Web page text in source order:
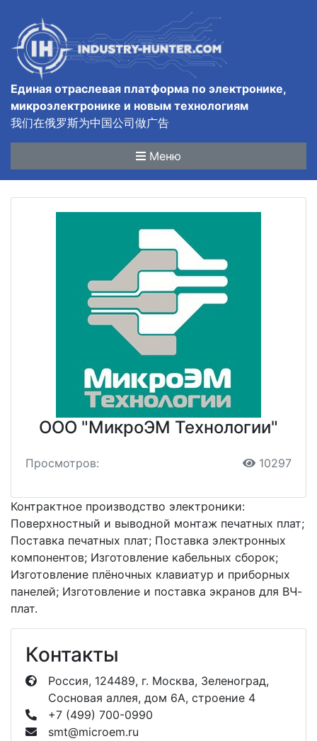
Единая отраслевая платформа по электронике,
микроэлектронике и новым технологиям
我们在俄罗斯为中国公司做广告
Меню
ООО "МикроЭМ Технологии"
Просмотров: 10297
Контрактное производство электроники:
Поверхностный и выводной монтаж печатных плат;
Поставка печатных плат; Поставка электронных
компонентов; Изготовление кабельных сборок;
Изготовление плёночных клавиатур и приборных
панелей; Изготовление и поставка экранов для ВЧ-
плат.
Контакты
Россия, 124489, г. Москва, Зеленоград,
Сосновая аллея, дом 6А, строение 4
+7 (499) 700-0990
smt@microem.ru